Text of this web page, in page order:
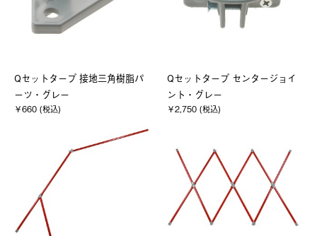
Qセットタープ 接地三角樹脂パ
ーツ・グレー
￥660 (税込)
Qセットタープ センタージョイ
ント・グレー
￥2,750 (税込)